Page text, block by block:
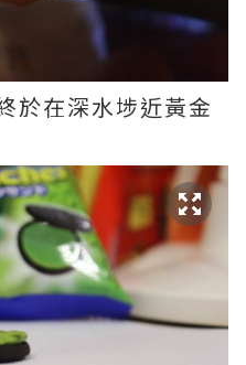
於在深水埗近黃金